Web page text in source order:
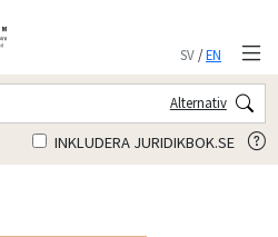
SV/EN
Alternativ
INKLUDERA JURIDIKBOK.SE